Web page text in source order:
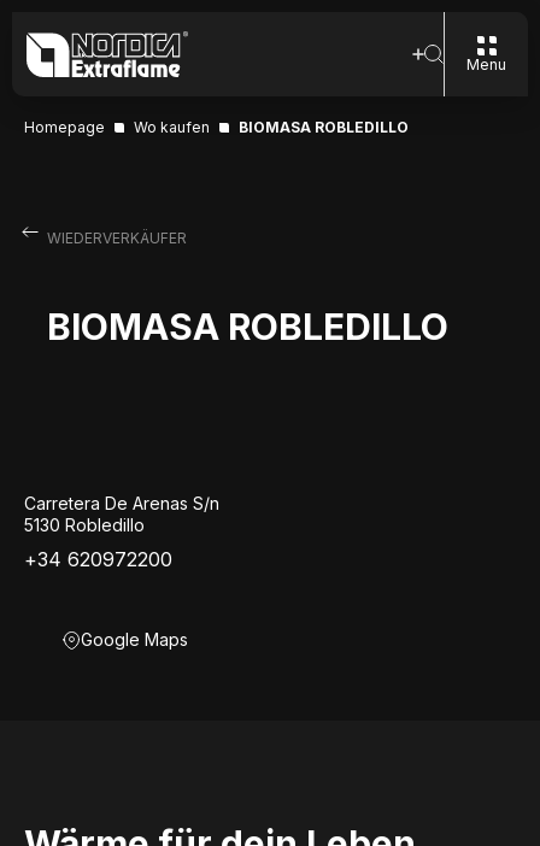
Menu
Homepage Wo kaufen BIOMASA ROBLEDILLO
WIEDERVERKÄUFER
BIOMASA ROBLEDILLO
Carretera De Arenas S/n
5130 Robledillo
+34 620972200
Google Maps